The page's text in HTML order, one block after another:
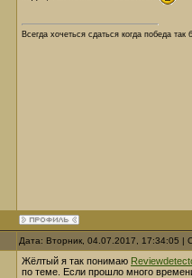
Всегда хочеться сдаться когда победа так
Дата: Вторник, 04.07.2017, 17:34:05
Жёлтый я так понимаю
по теме. Если прошло много